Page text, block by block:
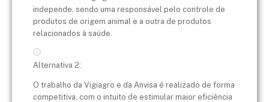
independe, sendo uma responsável pelo controle de
produtos de origem animal e a outra de produtos
relacionados à saúde.
Alternativa 2:
O trabalho da Vigiagro e da Anvisa é realizado de forma
competitiva, com o intuito de estimular maior eficiência